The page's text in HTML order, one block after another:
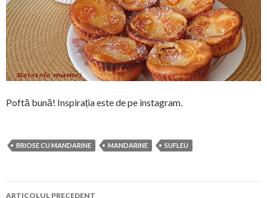
Poftă bună! Inspirația este de pe instagram.
BRIOSE CU MANDARINE MANDARINE SUFLEU
Navigare
ARTICOLUL PRECEDENT